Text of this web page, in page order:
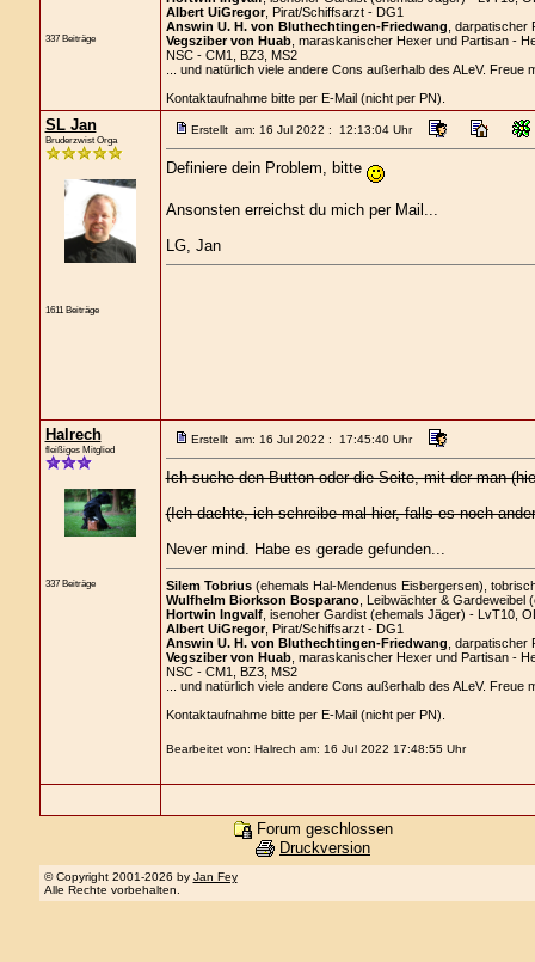
337 Beiträge
Albert UiGregor, Pirat/Schiffsarzt - DG1
Answin U. H. von Bluthechtingen-Friedwang , darpatischer
Vegsziber von Huab, maraskanischer Hexer und Partisan -
NSC - CM1, BZ3, MS2
... und natürlich viele andere Cons außerhalb des ALeV.
Kontaktaufnahme bitte per E-Mail (nicht per PN).
SL Jan
Bruderzwist Orga
1611 Beiträge
Erstellt am: 16 Jul 2022 : 12:13:04 Uhr
Definiere dein Problem, bitte
Ansonsten erreichst du mich per Mail...
LG, Jan
Halrech
fleißiges Mitglied
337 Beiträge
Erstellt am: 16 Jul 2022 : 17:45:40 Uhr
Ich suche den Button oder die Seite, mit der man
(Ich dachte, ich schreibe mal hier, falls es noch
Never mind. Habe es gerade gefunden...
Silem Tobrius(ehemals Hal-Mendenus Eisbergersen),
Wulfhelm Biorkson Bosparano, Leibwächter & Gardeweibel
Hortwin Ingvalf, isenoher Gardist (ehemals Jäger) - LvT10,
Albert UiGregor, Pirat/Schiffsarzt - DG1
Answin U. H. von Bluthechtingen-Friedwang , darpatischer
Vegsziber von Huab, maraskanischer Hexer und Partisan -
NSC - CM1, BZ3, MS2
... und natürlich viele andere Cons außerhalb des ALeV.
Kontaktaufnahme bitte per E-Mail (nicht per PN).
Bearbeitet von: Halrech am: 16 Jul 2022 17:48:55 Uhr
Forum geschlossen
Druckversion
© Copyright 2001-2026 by Jan Fey
Alle Rechte vorbehalten.